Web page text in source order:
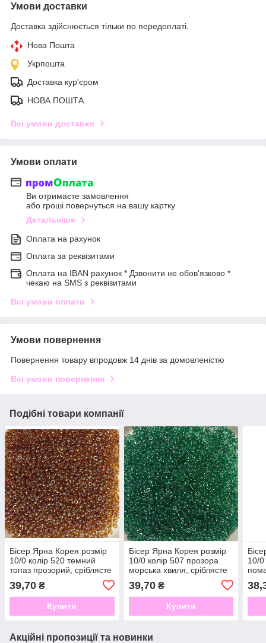
Умови доставки
Доставка здійснюється тільки по передоплаті.
Нова Пошта
Укрпошта
Доставка кур'єром
НОВА ПОШТА
Всі умови доставки
Умови оплати
Ви отримаєте замовлення
або гроші повернуться на вашу картку
Детальніше
Оплата на рахунок
Оплата за реквізитами
Оплата на IBAN рахунок * Дзвонити не обов'язково *
чекаю на SMS з реквізитами
Всі умови оплати
Умови повернення
Повернення товару впродовж 14 днів за домовленістю
Всі умови повернення
Подібні товари компанії
Бісер Ярна Корея розмір
10/0 колір 520 темний
топаз прозорий, сріблясте
39,70 ₴
Купити
Бісер Ярна Корея розмір
10/0 колір 507 прозора
морська хвиля, сріблясте
39,70₴
Купити
10/0
Акційні пропозиції та новинки